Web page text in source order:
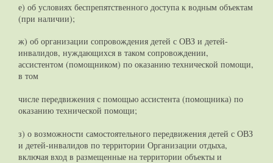
е) об условиях беспрепятственного доступа к водным объектам
(при наличии);
ж) об организации сопровождения детей с ОВЗ и детей-
инвалидов, нуждающихся в таком сопровождении,
ассистентом (помощником) по оказанию технической помощи,
в том
числе передвижения с помощью ассистента (помощника) по
оказанию технической помощи;
з) о возможности самостоятельного передвижения детей с ОВЗ
и детей-инвалидов по территории Организации отдыха,
включая вход в размещенные на территории объекты и